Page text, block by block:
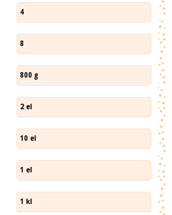
4
8
800 g
2 el
10 el
1 el
1 kl